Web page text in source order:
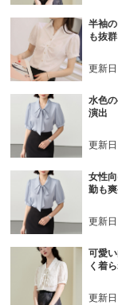
半袖
も抜群
更新
水色
演出
更新
女性
勤も
更新
可愛
く着
更新